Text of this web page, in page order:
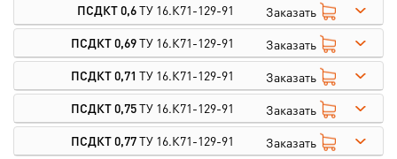
ПСДКТ 0,6ТУ 16.К71-129-91
Заказать
ПСДКТ 0,69ТУ 16.К71-129-91
Заказать
ПСДКТ 0,71 ТУ 16.К71-129-91
Заказать
ПСДКТ 0,75ТУ 16.К71-129-91
Заказать
ПСДКТ 0,77ТУ 16.К71-129-91 Заказать